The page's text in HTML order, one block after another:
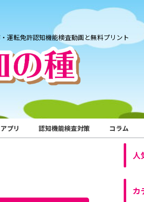
運転免許認知機能検査動画と無料プリント
アプリ 認知機能検査対策 コラム
人
カ